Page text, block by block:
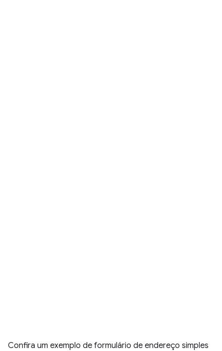
Confira um exemplo de formulário de endereço simples